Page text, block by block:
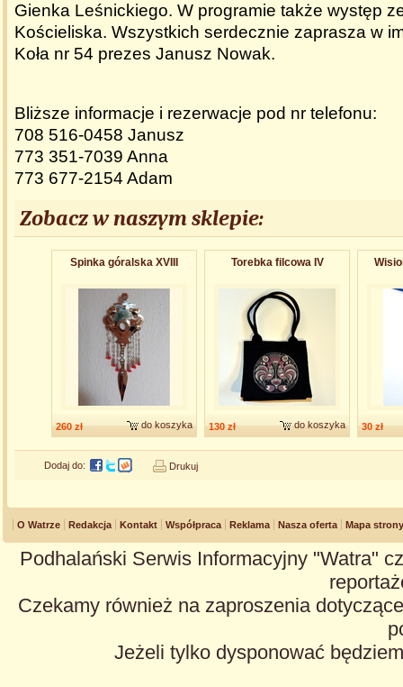
Gienka Leśnickiego. W programie także występ
Kościeliska. Wszystkich serdecznie zaprasza w
Koła nr 54 prezes Janusz Nowak.
Bliższe informacje i rezerwacje pod nr telefonu:
708 516-0458 Janusz
773 351-7039 Anna
773 677-2154 Adam
Zobacz w naszym sklepie:
Spinka góralska XVIII
260 zł do koszyka
Torebka filcowa IV
130 zł do koszyka 30 zł
Dodaj do: Drukuj
O Watrze Redakcja Kontakt Współpraca Reklama Nasza oferta Mapa strony
Podhalański Serwis Informacyjny "Watra"
Czekamy również na zaproszenia
Jeżeli tylko dysponować